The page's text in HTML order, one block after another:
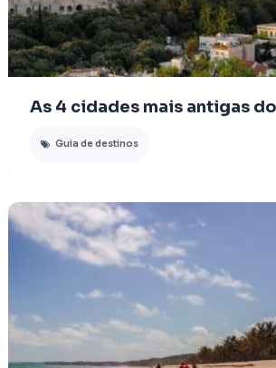
As 4 cidades mais antigas
Guia de destinos